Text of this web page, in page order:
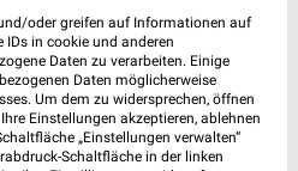
Uhr | Geöffnet
1 Prospekt
GmbH Bayreuth
oder greifen auf Informationen auf
IDs in cookie und anderen
Daten zu verarbeiten. Einige
Daten möglicherweise
Um dem zu widersprechen, öffnen
Einstellungen akzeptieren, ablehnen
„Einstellungen verwalten“
Schaltfläche in der linken